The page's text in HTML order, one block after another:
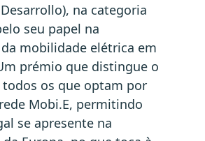
na categoria
seu papel na
mobilidade elétrica em
prémio que distingue o
todos os que optam por
Mobi.E, permitindo
se apresente na